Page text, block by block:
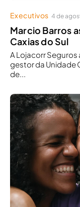
Executivos 4 de
Marcio Barros
Caxias do Sul
A Lojacorr
gestor da Unidade
de...